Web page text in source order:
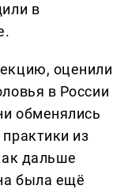
в
оценили
в России
обменялись
из
дальше
была ещё